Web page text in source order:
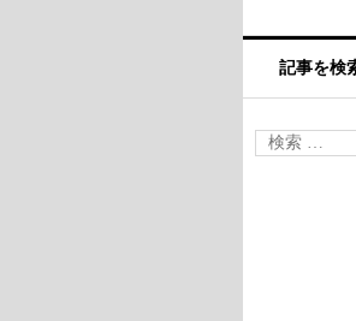
記事を検